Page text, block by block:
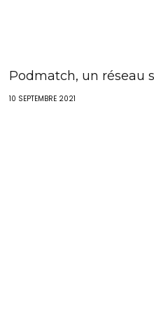
Podmatch, un réseau
10 SEPTEMBRE 2021